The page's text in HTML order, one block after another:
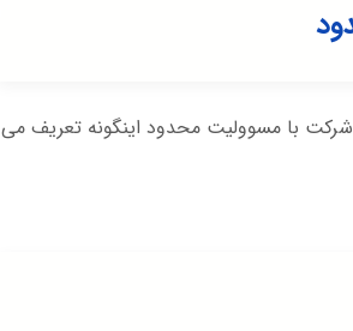
با مسوولیت محدود اینگونه تعریف می